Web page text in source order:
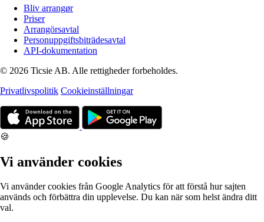
Bliv arrangør
Priser
Arrangörsavtal
Personuppgiftsbiträdesavtal
API-dokumentation
© 2026 Ticsie AB. Alle rettigheder forbeholdes.
Privatlivspolitik Cookieinställningar
🍪
Vi använder cookies
Vi använder cookies från Google Analytics för att förstå hur sajten
används och förbättra din upplevelse. Du kan när som helst ändra ditt
val.